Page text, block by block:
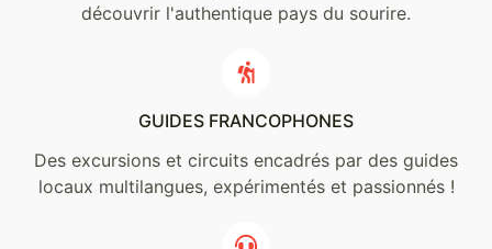
découvrir l'authentique pays du sourire.
GUIDES FRANCOPHONES
Des excursions et circuits encadrés par des guides
locaux multilangues, expérimentés et passionnés !